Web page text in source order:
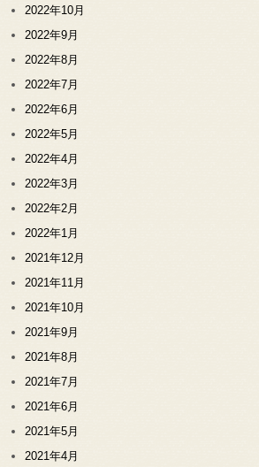
2022年10月
2022年9月
2022年8月
2022年7月
2022年6月
2022年5月
2022年4月
2022年3月
2022年2月
2022年1月
2021年12月
2021年11月
2021年10月
2021年9月
2021年8月
2021年7月
2021年6月
2021年5月
2021年4月